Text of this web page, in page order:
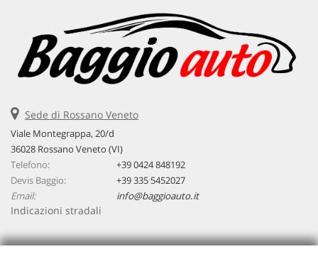
Sede di Rossano Veneto
Viale Montegrappa, 20/d
36028 Rossano Veneto (VI)
Telefono:
+39 0424 848192
Devis Baggio:
+39 335 5452027
Email:
info@baggioauto.it
Indicazioni stradali